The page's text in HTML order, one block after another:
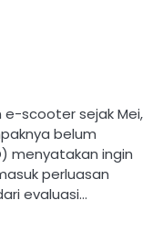
scooter sejak Mei,
belum
menyatakan ingin
perluasan
evaluasi…